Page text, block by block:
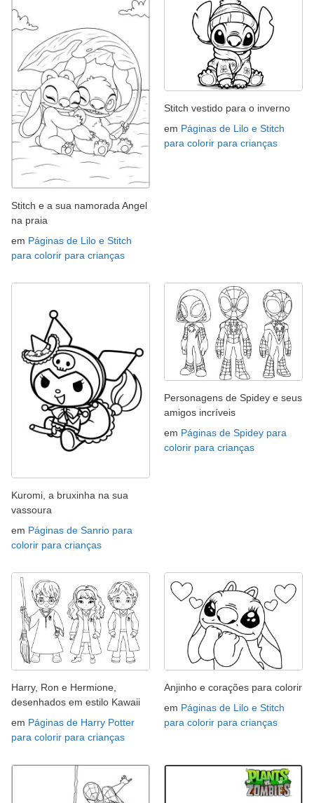
Stitch e a sua namorada Angel
na praia
em Páginas de Lilo e Stitch
para colorir para crianças
Stitch vestido para o inverno
em Páginas de Lilo e Stitch
para colorir para crianças
Kuromi, a bruxinha na sua
vassoura
em Páginas de Sanrio para
colorir para crianças
Personagens de Spidey e seus
amigos incríveis
em Páginas de Spidey para
colorir para crianças
Harry, Ron e Hermione,
desenhados em estilo Kawaii
em Páginas de Harry Potter
para colorir para crianças
Anjinho e corações para colorir
em Páginas de Lilo e Stitch
para colorir para crianças